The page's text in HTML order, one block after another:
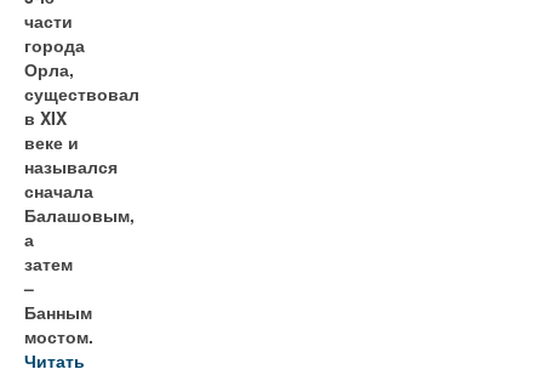
части
города
Орла,
существовал
в XIX
веке и
назывался
сначала
Балашовым,
а
затем
–
Банным
мостом.
Читать